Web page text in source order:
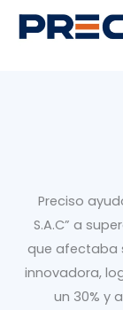
Preciso ayudó
S.A.C” a
que afectaba
innovadora,
un 30% y